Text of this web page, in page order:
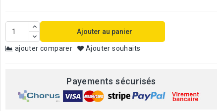
Ajouter au panier
ajouter comparer Ajouter souhaits
Payements sécurisés